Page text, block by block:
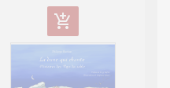
add_shopping_cart